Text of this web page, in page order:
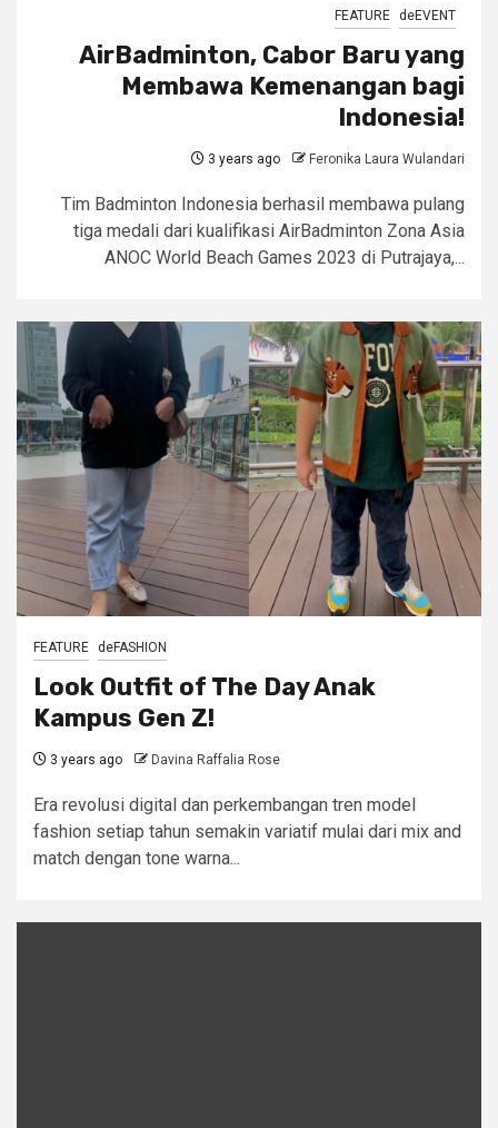
FEATURE deEVENT
AirBadminton, Cabor Baru yang
Membawa Kemenangan bagi
Indonesia!
3 years ago Feronika Laura Wulandari
Tim Badminton Indonesia berhasil membawa pulang
tiga medali dari kualifikasi AirBadminton Zona Asia
ANOC World Beach Games 2023 di Putrajaya,...
FEATURE deFASHION
Look Outfit of The Day Anak
Kampus Gen Z!
3 years ago Davina Raffalia Rose
Era revolusi digital dan perkembangan tren model
fashion setiap tahun semakin variatif mulai dari mix and
match dengan tone warna...